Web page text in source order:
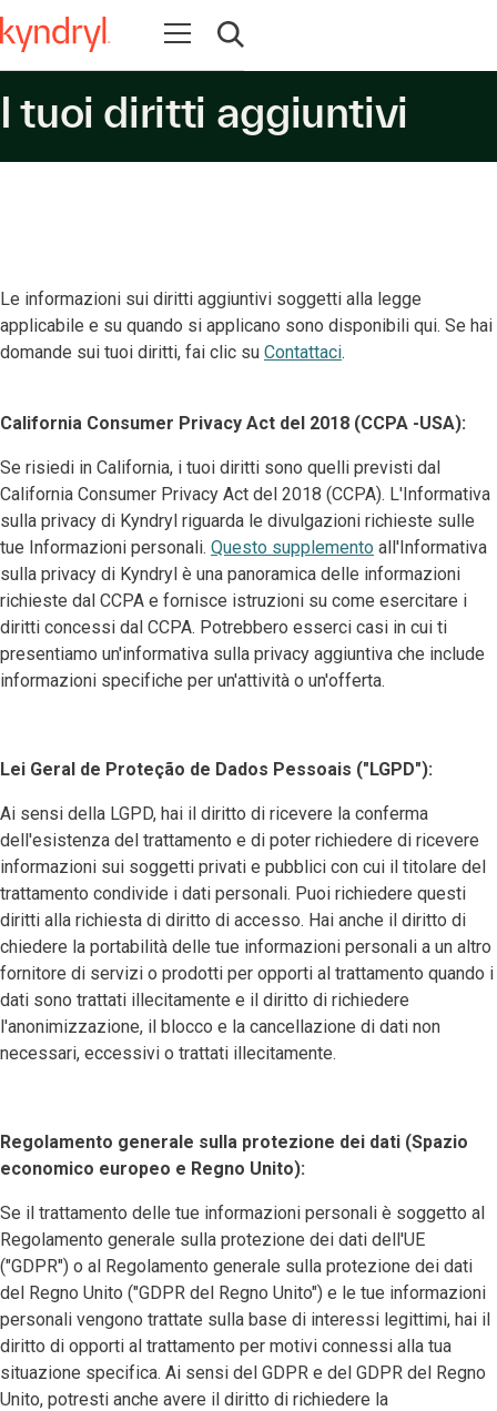
Apri la navigazione
Apri ricerca
I tuoi diritti aggiuntivi
Le informazioni sui diritti aggiuntivi soggetti alla legge
applicabile e su quando si applicano sono disponibili qui. Se hai
domande sui tuoi diritti, fai clic su Contattaci.
California Consumer Privacy Act del 2018 (CCPA -USA):
Se risiedi in California, i tuoi diritti sono quelli previsti dal
California Consumer Privacy Act del 2018 (CCPA). L'Informativa
sulla privacy di Kyndryl riguarda le divulgazioni richieste sulle
tue Informazioni personali. Questo supplemento all'Informativa
sulla privacy di Kyndryl è una panoramica delle informazioni
richieste dal CCPA e fornisce istruzioni su come esercitare i
diritti concessi dal CCPA. Potrebbero esserci casi in cui ti
presentiamo un'informativa sulla privacy aggiuntiva che include
informazioni specifiche per un'attività o un'offerta.
Lei Geral de Proteção de Dados Pessoais ("LGPD"):
Ai sensi della LGPD, hai il diritto di ricevere la conferma
dell'esistenza del trattamento e di poter richiedere di ricevere
informazioni sui soggetti privati e pubblici con cui il titolare del
trattamento condivide i dati personali. Puoi richiedere questi
diritti alla richiesta di diritto di accesso. Hai anche il diritto di
chiedere la portabilità delle tue informazioni personali a un altro
fornitore di servizi o prodotti per opporti al trattamento quando i
dati sono trattati illecitamente e il diritto di richiedere
l'anonimizzazione, il blocco e la cancellazione di dati non
necessari, eccessivi o trattati illecitamente.
Regolamento generale sulla protezione dei dati (Spazio
economico europeo e Regno Unito):
Se il trattamento delle tue informazioni personali è soggetto al
Regolamento generale sulla protezione dei dati dell'UE
("GDPR") o al Regolamento generale sulla protezione dei dati
del Regno Unito ("GDPR del Regno Unito") e le tue informazioni
personali vengono trattate sulla base di interessi legittimi, hai il
diritto di opporti al trattamento per motivi connessi alla tua
situazione specifica. Ai sensi del GDPR e del GDPR del Regno
Unito, potresti anche avere il diritto di richiedere la